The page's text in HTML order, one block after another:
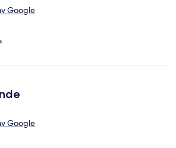
Google
Google